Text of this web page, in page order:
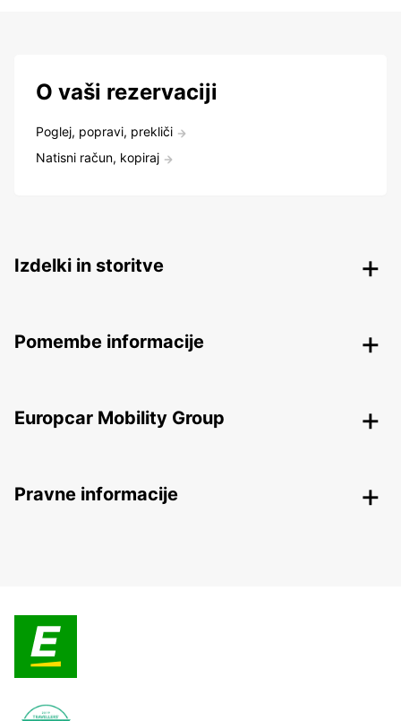
O vaši rezervaciji
Poglej, popravi, prekliči
Natisni račun, kopiraj
Izdelki in storitve
Pomembe informacije
Europcar Mobility Group
Pravne informacije